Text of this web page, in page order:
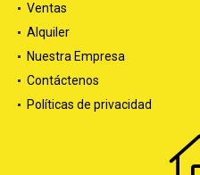
Ventas
Alquiler
Nuestra Empresa
Contáctenos
Políticas de privacidad